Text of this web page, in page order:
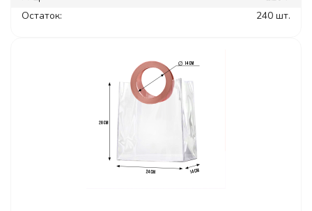
Остаток:
240 шт.